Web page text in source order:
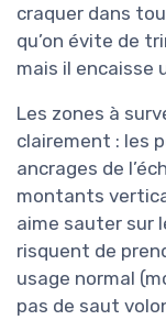
craquer dans
qu’on évite de
mais il encaisse
Les zones à
clairement : les
ancrages de
montants
aime sauter sur
risquent de
usage normal
pas de saut